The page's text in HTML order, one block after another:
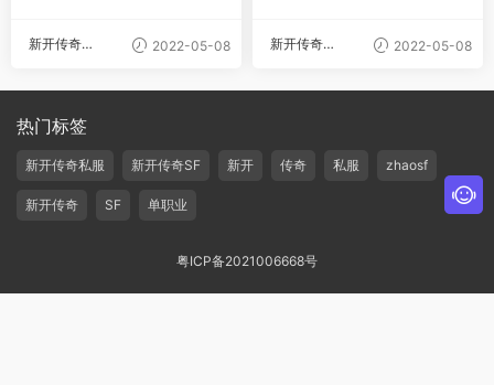
新开传奇私
2022-05-08
新开传奇私
2022-05-08
热门标签
新开传奇私服 新开传奇SF 新开 传奇 私服 zhaosf
新开传奇 SF 单职业
粤ICP备2021006668号